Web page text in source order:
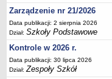
Zarządzenie nr 21/2026
Data publikacji: 2 sierpnia 2026
Dział:Szkoły Podstawowe
Kontrole w 2026 r.
Data publikacji: 30 lipca 2026
Dział:Zespoły Szkół